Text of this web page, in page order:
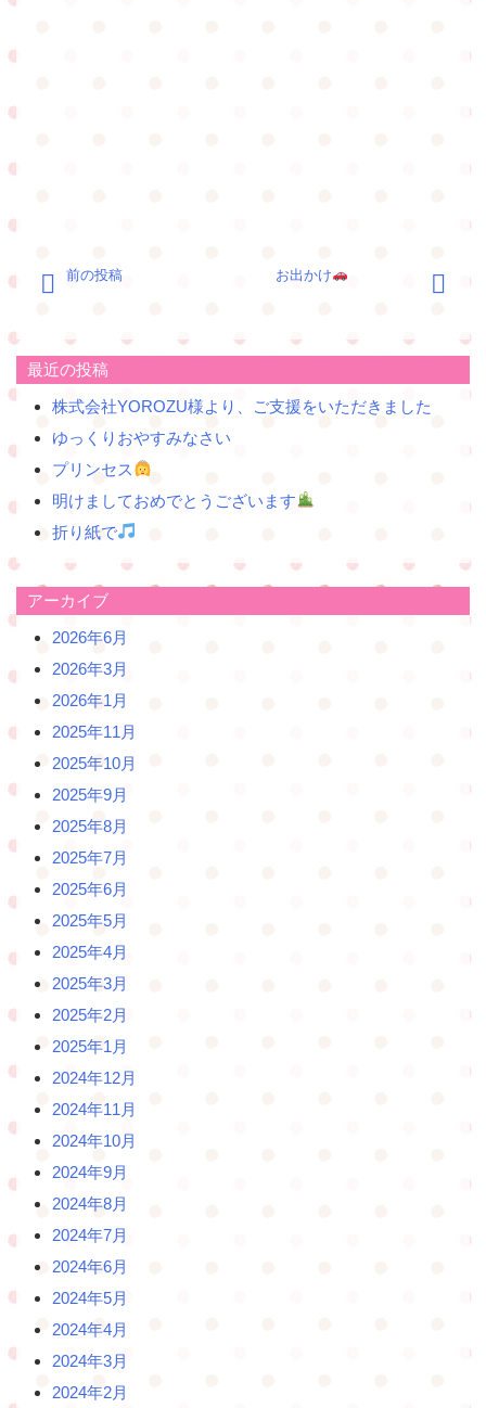
稿
ゲ
ー
シ
ョ
前の投稿 お出かけ
最近の投稿
株式会社YOROZU様より、ご支援をいただきました
ゆっくりおやすみなさい
プリンセス
明けましておめでとうございます
折り紙で
アーカイブ
2026年6月
2026年3月
2026年1月
2025年11月
2025年10月
2025年9月
2025年8月
2025年7月
2025年6月
2025年5月
2025年4月
2025年3月
2025年2月
2025年1月
2024年12月
2024年11月
2024年10月
2024年9月
2024年8月
2024年7月
2024年6月
2024年5月
2024年4月
2024年3月
2024年2月